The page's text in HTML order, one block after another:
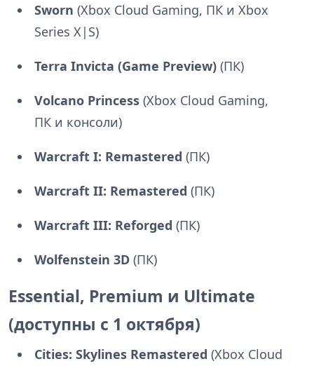
Sworn (Xbox Cloud Gaming, ПК и Xbox
Series X|S)
Terra Invicta (Game Preview)(ПК)
Volcano Princess (Xbox Cloud Gaming,
ПК и консоли)
Warcraft I: Remastered (ПК)
Warcraft II: Remastered (ПК)
Warcraft III: Reforged (ПК)
Wolfenstein 3D (ПК)
Essential, Premium и Ultimate
(доступны с 1 октября)
Cities: Skylines Remastered (Xbox Cloud